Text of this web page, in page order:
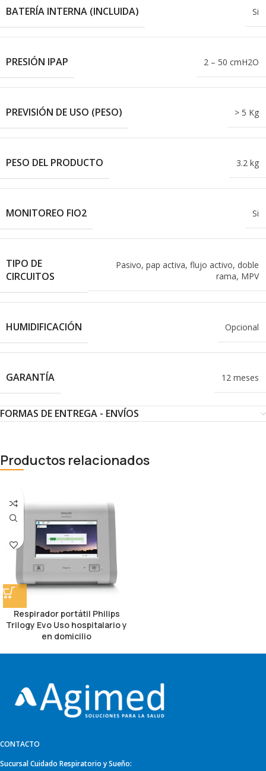
BATERÍA INTERNA (INCLUIDA) Si
PRESIÓN IPAP 2 – 50 cmH2O
PREVISIÓN DE USO (PESO) > 5 Kg
PESO DEL PRODUCTO 3.2 kg
MONITOREO FIO2 Si
TIPO DE
CIRCUITOS
Pasivo, pap activa, flujo activo, doble
rama, MPV
HUMIDIFICACIÓN Opcional
GARANTÍA 12 meses
FORMAS DE ENTREGA - ENVÍOS
Productos relacionados
Respirador portátil Philips
Trilogy Evo Uso hospitalario y
en domicilio
CONTACTO
Sucursal Cuidado Respiratorio y Sueño: